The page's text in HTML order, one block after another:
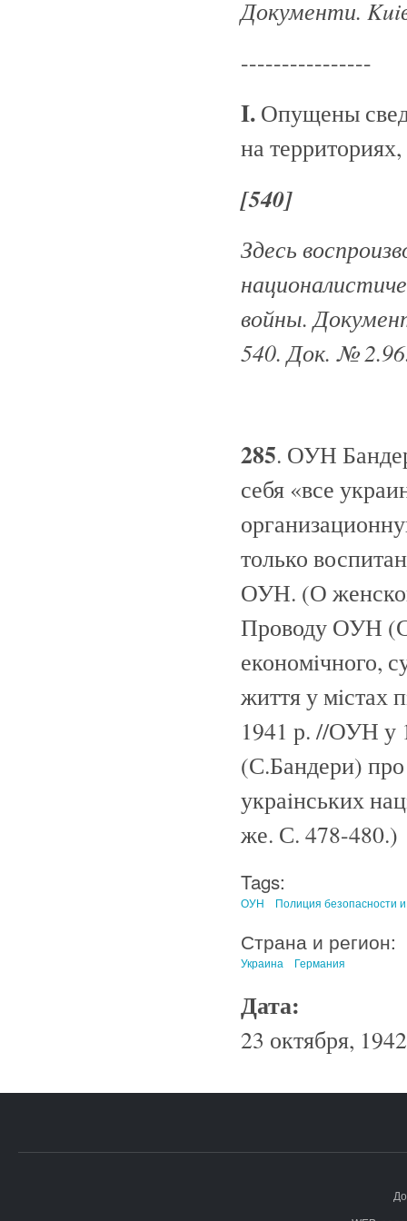
Документи.
----------------
I. Опущены
на
[540]
Здесь
войны.
540. Док. №
285. ОУН
себя «все
только
ОУН. (О
Проводу ОУН
економiчного,
життя у мiстах
1941 р. //ОУН у
(С.Бандери)
украiнських
же. С. 478-480.)
Tags:
ОУН Полиция безопасности
Страна и регион:
Украина Германия
Дата:
23 октября,